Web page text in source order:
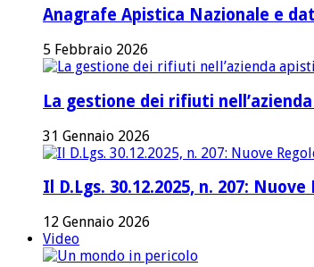
Anagrafe Apistica Nazionale e
5 Febbraio 2026
La gestione dei rifiuti
31 Gennaio 2026
Il D.Lgs. 30.12.2025, n. 207:
12 Gennaio 2026
Video